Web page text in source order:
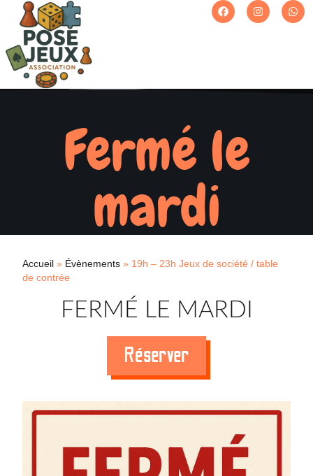
Fermé le
mardi
Accueil » Évènements » 19h – 23h Jeux de société / table
de contrée
FERMÉ LE MARDI
Réserver